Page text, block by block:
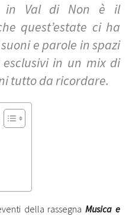
in Val di Non è il
quest’estate ci ha
e parole in spazi
in un mix di
tutto da ricordare.
della rassegnaMusica e